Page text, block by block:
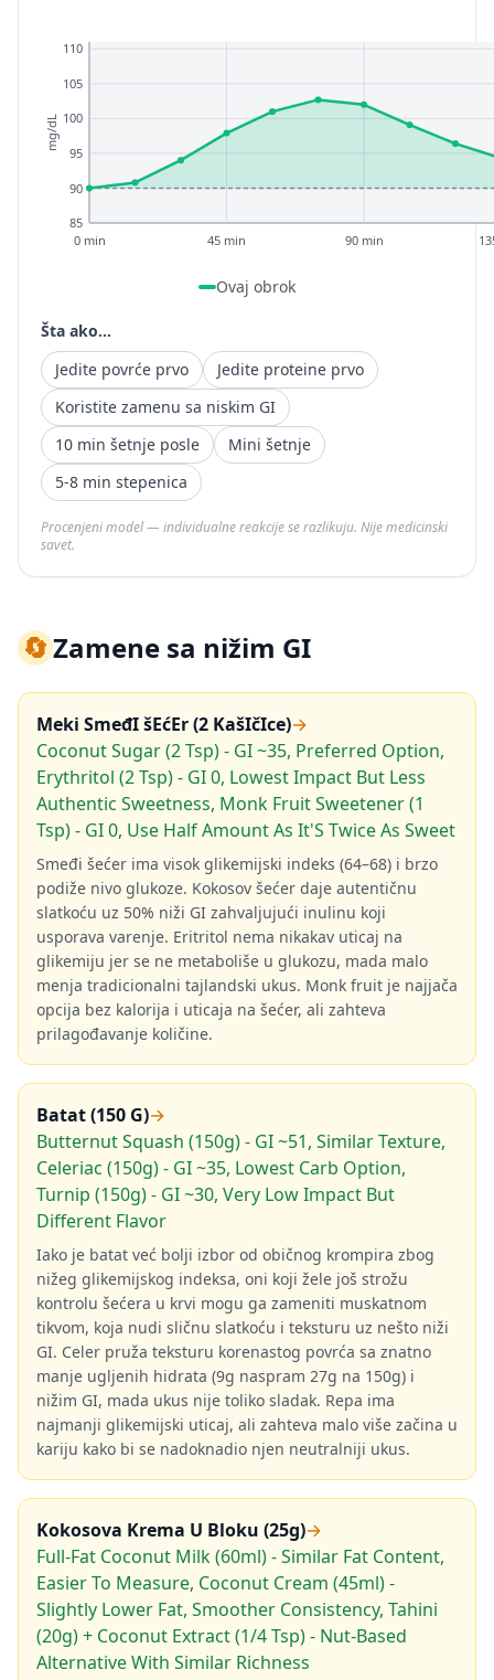
85
90
95
100
105
110
0 min 45 min 90 min
mg/dL
Ovaj obrok
Šta ako...
Jedite povrće prvo
Jedite proteine prvo
Koristite zamenu sa niskim GI
10 min šetnje posle
Mini šetnje
5-8 min stepenica
Procenjeni model — individualne reakcije se razlikuju. Nije medicinski
savet.
🔄Zamene sa nižim GI
Meki SmeđI šEćEr (2 KašIčIce)→
Coconut Sugar (2 Tsp) - GI ~35, Preferred Option,
Erythritol (2 Tsp) - GI 0, Lowest Impact But Less
Authentic Sweetness, Monk Fruit Sweetener (1
Tsp) - GI 0, Use Half Amount As It'S Twice As Sweet
Smeđi šećer ima visok glikemijski indeks (64–68) i brzo
podiže nivo glukoze. Kokosov šećer daje autentičnu
slatkoću uz 50% niži GI zahvaljujući inulinu koji
usporava varenje. Eritritol nema nikakav uticaj na
glikemiju jer se ne metaboliše u glukozu, mada malo
menja tradicionalni tajlandski ukus. Monk fruit je najjača
opcija bez kalorija i uticaja na šećer, ali zahteva
prilagođavanje količine.
Batat (150 G)→
Butternut Squash (150g) - GI ~51, Similar Texture,
Celeriac (150g) - GI ~35, Lowest Carb Option,
Turnip (150g) - GI ~30, Very Low Impact But
Different Flavor
Iako je batat već bolji izbor od običnog krompira zbog
nižeg glikemijskog indeksa, oni koji žele još strožu
kontrolu šećera u krvi mogu ga zameniti muskatnom
tikvom, koja nudi sličnu slatkoću i teksturu uz nešto niži
GI. Celer pruža teksturu korenastog povrća sa znatno
manje ugljenih hidrata (9g naspram 27g na 150g) i
nižim GI, mada ukus nije toliko sladak. Repa ima
najmanji glikemijski uticaj, ali zahteva malo više začina u
kariju kako bi se nadoknadio njen neutralniji ukus.
Kokosova Krema U Bloku (25g)→
Full-Fat Coconut Milk (60ml) - Similar Fat Content,
Easier To Measure, Coconut Cream (45ml) -
Slightly Lower Fat, Smoother Consistency, Tahini
(20g) + Coconut Extract (1/4 Tsp) - Nut-Based
Alternative With Similar Richness